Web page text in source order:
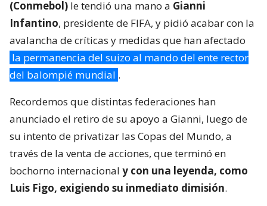
(Conmebol) le tendió una mano a Gianni
Infantino, presidente de FIFA, y pidió acabar con la
avalancha de críticas y medidas que han afectado
la permanencia del suizo al mando del ente rector
del balompié mundial .
Recordemos que distintas federaciones han
anunciado el retiro de su apoyo a Gianni, luego de
su intento de privatizar las Copas del Mundo, a
través de la venta de acciones, que terminó en
bochorno internacional y con una leyenda, como
Luis Figo, exigiendo su inmediato dimisión.